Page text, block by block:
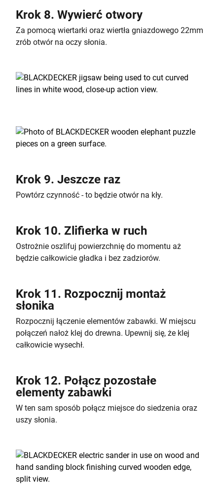
Krok 8. Wywierć otwory
Za pomocą wiertarki oraz wiertła gniazdowego 22mm
zrób otwór na oczy słonia.
Krok 9. Jeszcze raz
Powtórz czynność - to będzie otwór na kły.
Krok 10. Zlifierka w ruch
Ostrożnie oszlifuj powierzchnię do momentu aż
będzie całkowicie gładka i bez zadziorów.
Krok 11. Rozpocznij montaż
słonika
Rozpocznij łączenie elementów zabawki. W miejscu
połączeń nałoż klej do drewna. Upewnij się, że klej
całkowicie wysechł.
Krok 12. Połącz pozostałe
elementy zabawki
W ten sam sposób połącz miejsce do siedzenia oraz
uszy słonia.